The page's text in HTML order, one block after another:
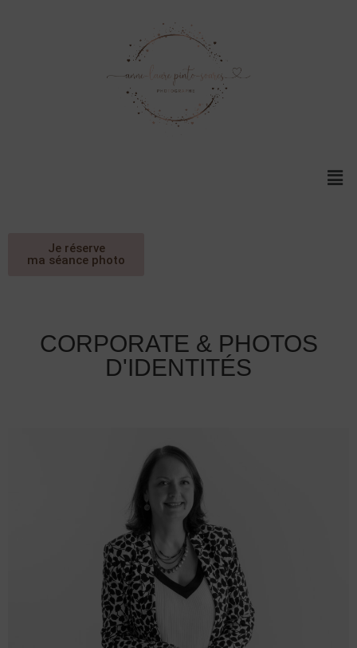
Je réserve
ma séance photo
CORPORATE & PHOTOS
D'IDENTITÉS